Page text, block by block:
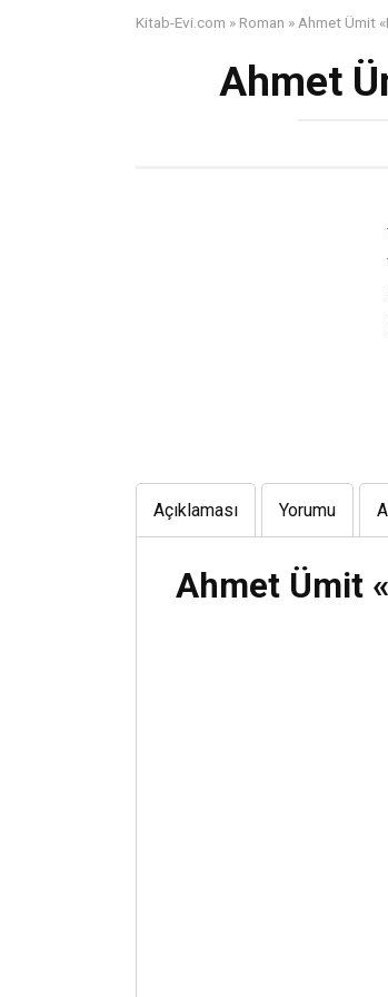
Kitab-Evi.com » Roman » Ahmet Ümit
Ahmet
Açıklaması Yorumu
Ahmet Ümit